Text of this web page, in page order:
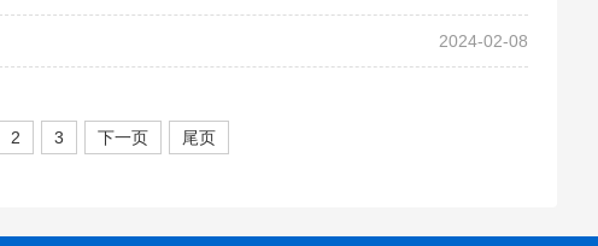
2024-02-08
2 3 下一页 尾页